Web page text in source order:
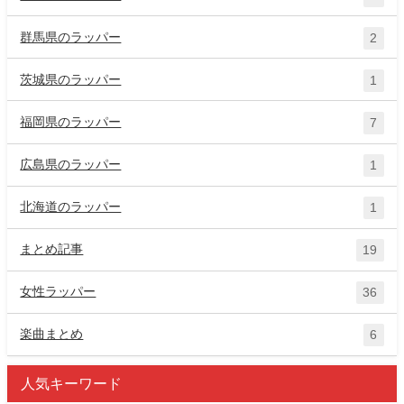
群馬県のラッパー 2
茨城県のラッパー 1
福岡県のラッパー 7
広島県のラッパー 1
北海道のラッパー 1
まとめ記事 19
女性ラッパー 36
楽曲まとめ 6
人気キーワード